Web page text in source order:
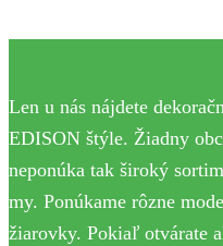
Len u nás nájdete
EDISON štýle. Žiadny
neponúka tak široký
my. Ponúkame rôzne
žiarovky. Pokiaľ otvárate